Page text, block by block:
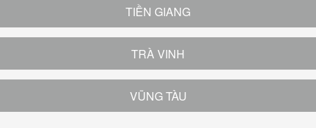
TIỀN GIANG
TRÀ VINH
VŨNG TÀU